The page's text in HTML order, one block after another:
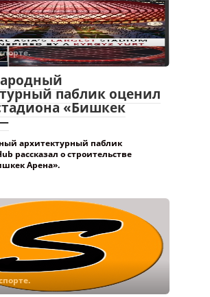
паблик оценил
«Бишкек
архитектурный паблик
рассказал о строительстве
Арена».